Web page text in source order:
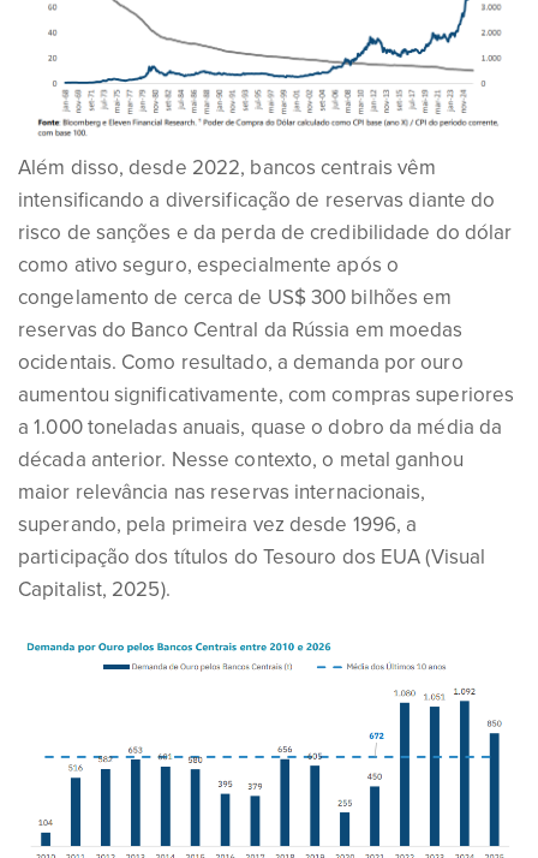
Além disso, desde 2022, bancos centrais vêm
intensificando a diversificação de reservas diante do
risco de sanções e da perda de credibilidade do dólar
como ativo seguro, especialmente após o
congelamento de cerca de US$ 300 bilhões em
reservas do Banco Central da Rússia em moedas
ocidentais. Como resultado, a demanda por ouro
aumentou significativamente, com compras superiores
a 1.000 toneladas anuais, quase o dobro da média da
década anterior. Nesse contexto, o metal ganhou
maior relevância nas reservas internacionais,
superando, pela primeira vez desde 1996, a
participação dos títulos do Tesouro dos EUA (Visual
Capitalist, 2025).